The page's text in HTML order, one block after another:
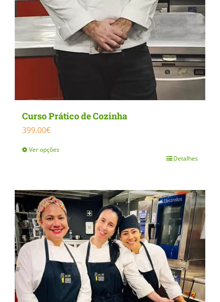
Curso Prático de Cozinha
399.00€
Ver opções
has
multiple
variants.
The
options
may
be
Detalhes